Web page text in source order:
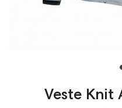
Veste Knit